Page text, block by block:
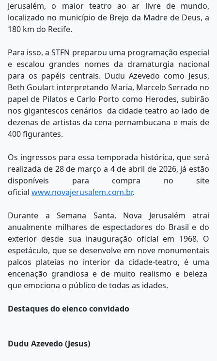
Jerusalém, o maior teatro ao ar livre de mundo,
localizado no município de Brejo da Madre de Deus, a
180 km do Recife.
Para isso, a STFN preparou uma programação especial
e escalou grandes nomes da dramaturgia nacional
para os papéis centrais. Dudu Azevedo como Jesus,
Beth Goulart interpretando Maria, Marcelo Serrado no
papel de Pilatos e Carlo Porto como Herodes, subirão
nos gigantescos cenários da cidade teatro ao lado de
dezenas de artistas da cena pernambucana e mais de
400 figurantes.
Os ingressos para essa temporada histórica, que será
realizada de 28 de março a 4 de abril de 2026, já estão
disponíveis para compra no site
oficial www.novajerusalem.com.br.
Durante a Semana Santa, Nova Jerusalém atrai
anualmente milhares de espectadores do Brasil e do
exterior desde sua inauguração oficial em 1968. O
espetáculo, que se desenvolve em nove monumentais
palcos plateias no interior da cidade-teatro, é uma
encenação grandiosa e de muito realismo e beleza
que emociona o público de todas as idades.
Destaques do elenco convidado
Dudu Azevedo (Jesus)